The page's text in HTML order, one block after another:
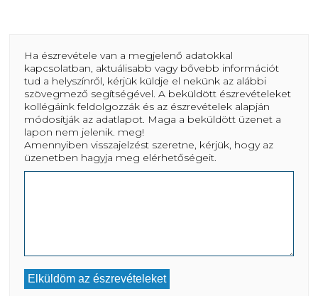
Ha észrevétele van a megjelenő adatokkal
kapcsolatban, aktuálisabb vagy bővebb információt
tud a helyszínről, kérjük küldje el nekünk az alábbi
szövegmező segítségével. A beküldött észrevételeket
kollégáink feldolgozzák és az észrevételek alapján
módosítják az adatlapot. Maga a beküldött üzenet a
lapon nem jelenik. meg!
Amennyiben visszajelzést szeretne, kérjük, hogy az
üzenetben hagyja meg elérhetőségeit.